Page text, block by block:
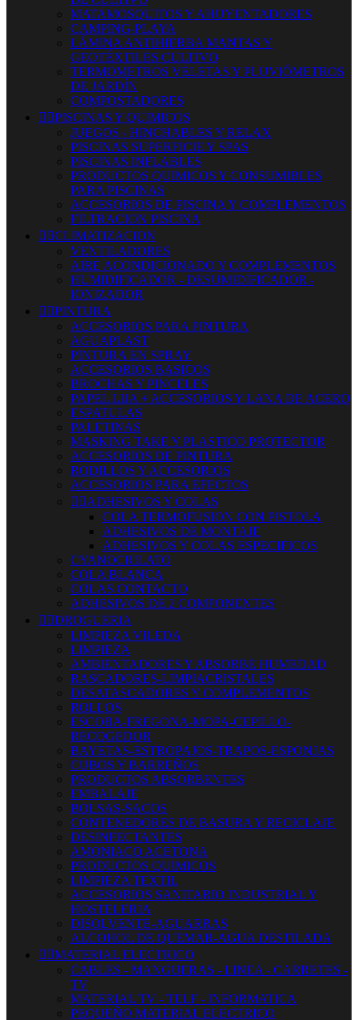
MATAMOSQUITOS Y AHUYENTADORES
CAMPING-PLAYA
LÁMINA ANTIHIERBA MANTAS Y
GEOTÉXTILES CULTIVO
TERMOMETROS VELETAS Y PLUVIÓMETROS
DE JARDÍN
COMPOSTADORES
 PISCINAS Y QUIMICOS
JUEGOS - HINCHABLES Y RELAX
PISCINAS SUPERFICIE Y SPAS
PISCINAS INFLABLES
PRODUCTOS QUIMICOS Y CONSUMIBLES
PARA PISCINAS
ACCESORIOS DE PISCINA Y COMPLEMENTOS
FILTRACION PISCINA
 CLIMATIZACION
VENTILADORES
AIRE ACONDICIONADO Y COMPLEMENTOS
HUMIDIFICADOR - DESUMIDIFICADOR -
IONIZADOR
 PINTURA
ACCESORIOS PARA PINTURA
AGUAPLAST
PINTURA EN SPRAY
ACCESORIOS BASICOS
BROCHAS Y PINCELES
PAPEL LIJA + ACCESORIOS Y LANA DE ACERO
ESPATULAS
PALETINAS
MASKING TAKE Y PLASTICO PROTECTOR
ACCESORIOS DE PINTURA
RODILLOS Y ACCESORIOS
ACCESORIOS PARA EFECTOS
 ADHESIVOS Y COLAS
COLA TERMOFUSION CON PISTOLA
ADHESIVOS DE MONTAJE
ADHESIVOS Y COLAS ESPECIFICOS
CYANOCRILATO
COLA BLANCA
COLAS CONTACTO
ADHESIVOS DE 2 COMPONENTES
 DROGUERIA
LIMPIEZA VILEDA
LIMPIEZA
AMBIENTADORES Y ABSORBE HUMEDAD
RASCADORES-LIMPIACRISTALES
DESATASCADORES Y COMPLEMENTOS
ROLLOS
ESCOBA-FREGONA-MOPA-CEPILLO-
RECOGEDOR
BAYETAS-ESTROPAJOS-TRAPOS-ESPONJAS
CUBOS Y BARREÑOS
PRODUCTOS ABSORBENTES
EMBALAJE
BOLSAS-SACOS
CONTENEDORES DE BASURA Y RECICLAJE
DESINFECTANTES
AMONIACO ACETONA
PRODUCTOS QUIMICOS
LIMPIEZA TEXTIL
ACCESORIOS SANITARIO INDUSTRIAL Y
HOSTELERIA
DISOLVENTE-AGUARRAS
ALCOHOL DE QUEMAR-AGUA DESTILADA
 MATERIAL ELECTRICO
CABLES - MANGUERAS - LINEA - CARRETES -
TV
MATERIAL TV - TELF - INFORMATICA
PEQUEÑO MATERIAL ELECTRICO